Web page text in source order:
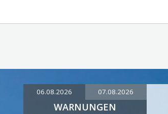
06.08.2026 07.08.2026
WARNUNGEN